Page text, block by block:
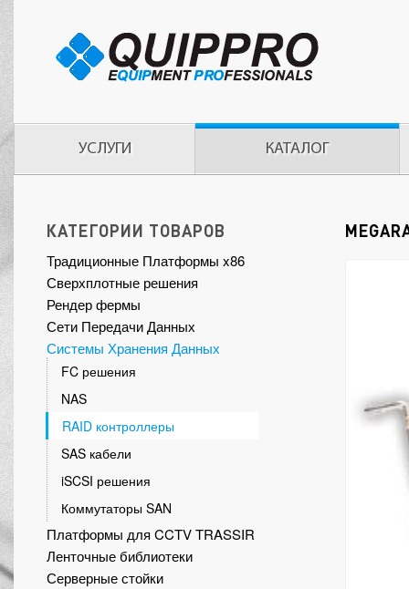
УСЛУГИ КАТАЛОГ
КАТЕГОРИИ ТОВАРОВ
Традиционные Платформы x86
Сверхплотные решения
Рендер фермы
Сети Передачи Данных
Системы Хранения Данных
FC решения
NAS
RAID контроллеры
SAS кабели
iSCSI решения
Коммутаторы SAN
Платформы для CCTV TRASSIR
Ленточные библиотеки
Серверные стойки